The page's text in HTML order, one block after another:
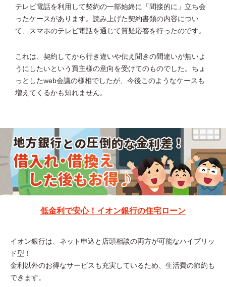
テレビ電話を利用して契約の一部始終に「間接的に」立ち会
ったケースがあります。読み上げた契約書類の内容につい
て、スマホのテレビ電話を通じて質疑応答を行ったのです。
これは、契約してから行き違いや伝え聞きの間違いが無いよ
うにしたいという買主様の意向を受けてのものでした。ちょ
っとしたweb会議の様相でしたが、今後このようなケースも
増えてくるかも知れません。
低金利で安心！イオン銀行の住宅ローン
イオン銀行は、ネット申込と店頭相談の両方が可能なハイブリッ
ド型！
金利以外のお得なサービスも充実しているため、生活費の節約も
できます。